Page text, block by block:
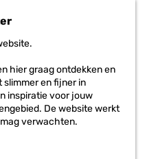
hier graag ontdekken en
slimmer en fijner in
inspiratie voor jouw
De website werkt
verwachten.